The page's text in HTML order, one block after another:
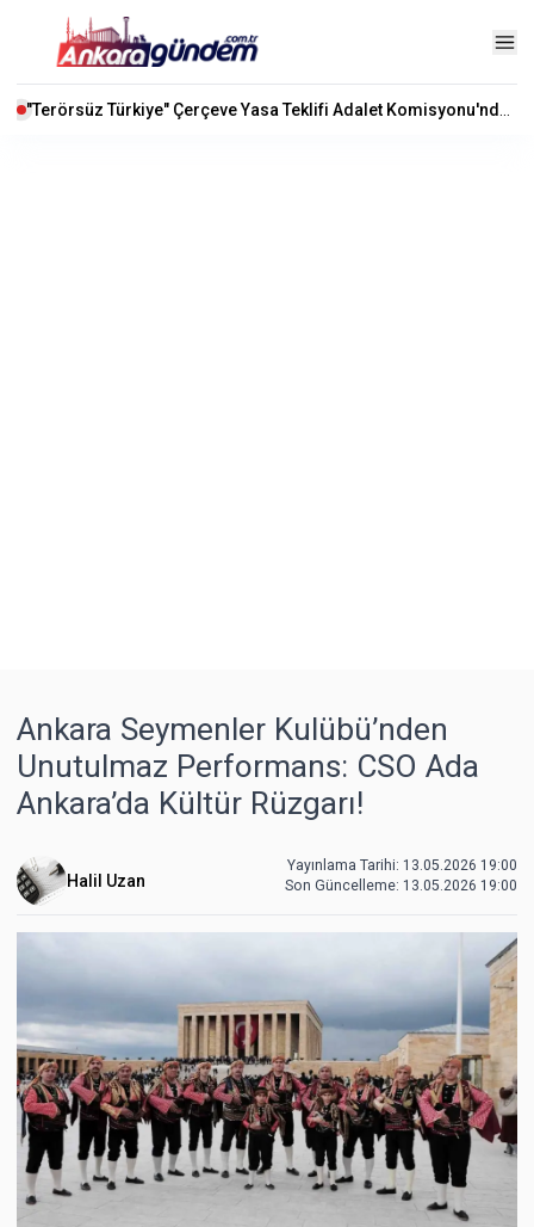
Ankara Seymenler Kulübü’nden
Unutulmaz Performans: CSO Ada
Ankara’da Kültür Rüzgarı!
Halil Uzan
Yayınlama Tarihi: 13.05.2026 19:00
Son Güncelleme: 13.05.2026 19:00